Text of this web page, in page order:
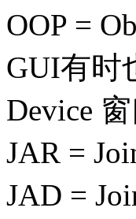
OOP =
GUI有时
Device
JAR =
JAD =